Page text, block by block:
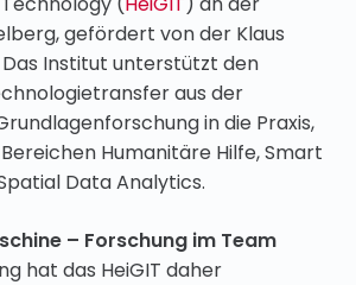
gefördert von der Klaus
Institut unterstützt den
aus der
in die Praxis,
Humanitäre Hilfe, Smart
Data Analytics.
– Forschung im Team
hat das HeiGIT daher